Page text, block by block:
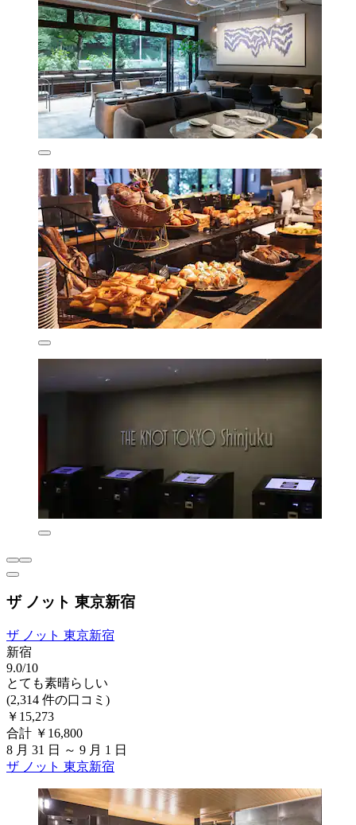
ザ ノット 東京新宿
ザ ノット 東京新宿
新宿
9.0/10
とても素晴らしい
(2,314 件の口コミ)
￥15,273
合計 ￥16,800
8 月 31 日 ～ 9 月 1 日
ザ ノット 東京新宿